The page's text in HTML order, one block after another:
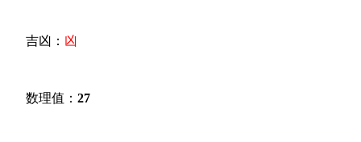
吉凶： 凶
数理值： 27